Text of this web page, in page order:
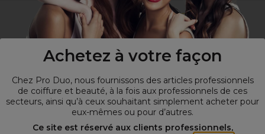
Achetez à votre façon
Chez Pro Duo, nous fournissons des articles professionnels
de coiffure et beauté, à la fois aux professionnels de ces
secteurs, ainsi qu’à ceux souhaitant simplement acheter pour
eux-mêmes ou pour d’autres.
Ce site est réservé aux clients professionnels,